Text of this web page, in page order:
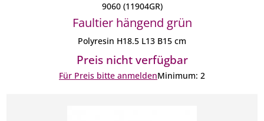
9060 (11904GR)
Faultier hängend grün
Polyresin H18.5 L13 B15 cm
Preis nicht verfügbar
Für Preis bitte anmeldenMinimum: 2